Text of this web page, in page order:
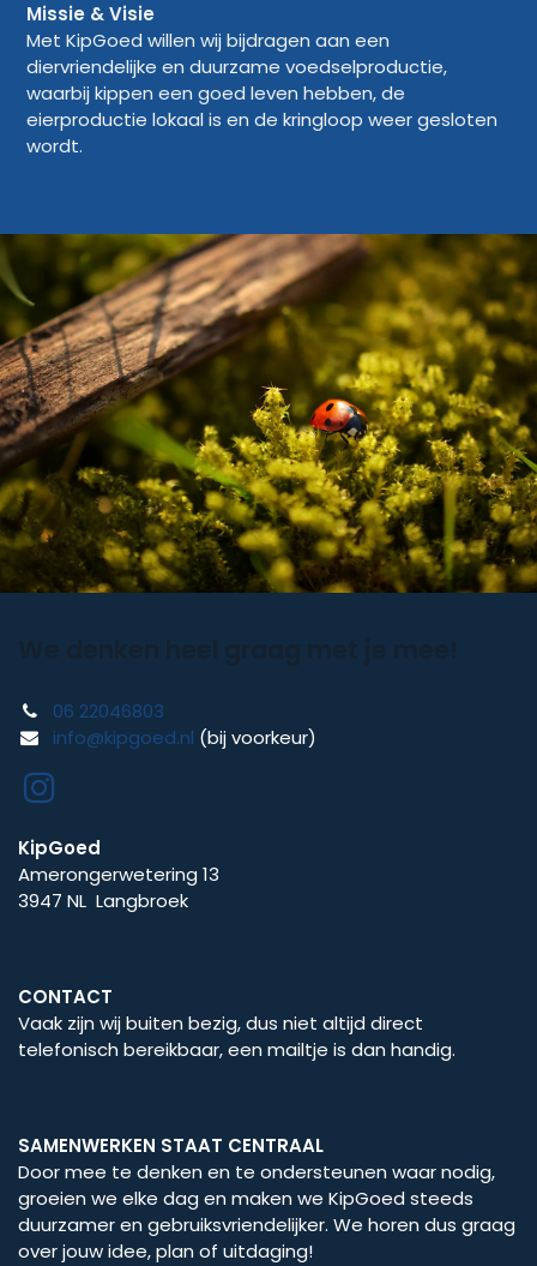
Missie & Visie
Met KipGoed willen wij bijdragen aan een
diervriendelijke en duurzame voedselproductie,
waarbij kippen een goed leven hebben, de
eierproductie lokaal is en de kringloop weer gesloten
wordt.
06 22046803
info@kipgoed.nl (bij voorkeur)
KipGoed
Amerongerwetering 13
3947 NL Langbroek
CONTACT
Vaak zijn wij buiten bezig, dus niet altijd direct
telefonisch bereikbaar, een mailtje is dan handig.
SAMENWERKEN STAAT CENTRAAL
Door mee te denken en te ondersteunen waar nodig,
groeien we elke dag en maken we KipGoed steeds
duurzamer en gebruiksvriendelijker. We horen dus graag
over jouw idee, plan of uitdaging!